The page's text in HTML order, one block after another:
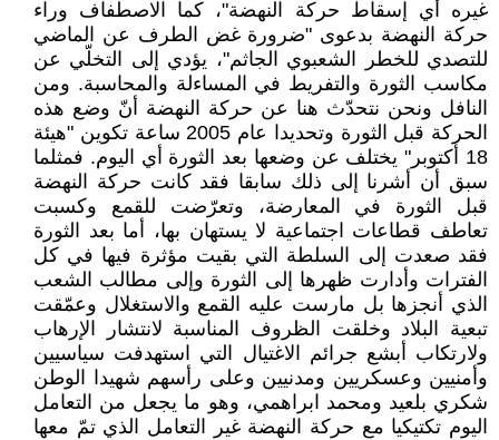
غيره أي إسقاط حركة النهضة"، كما الاصطفاف وراء
حركة النهضة بدعوى "ضرورة غض الطرف عن الماضي
للتصدي للخطر الشعبوي الجاثم"، يؤدي إلى التخلّي عن
مكاسب الثورة والتفريط في المساءلة والمحاسبة. ومن
النافل ونحن نتحدّث هنا عن حركة النهضة أنّ وضع هذه
الحركة قبل الثورة وتحديدا عام 2005 ساعة تكوين "هيئة
18 أكتوبر" يختلف عن وضعها بعد الثورة أي اليوم. فمثلما
سبق أن أشرنا إلى ذلك سابقا فقد كانت حركة النهضة
قبل الثورة في المعارضة، وتعرّضت للقمع وكسبت
تعاطف قطاعات اجتماعية لا يستهان بها، أما بعد الثورة
فقد صعدت إلى السلطة التي بقيت مؤثرة فيها في كل
الفترات وأدارت ظهرها إلى الثورة وإلى مطالب الشعب
الذي أنجزها بل مارست عليه القمع والاستغلال وعمّقت
تبعية البلاد وخلقت الظروف المناسبة لانتشار الإرهاب
ولارتكاب أبشع جرائم الاغتيال التي استهدفت سياسيين
وأمنيين وعسكريين ومدنيين وعلى رأسهم شهيدا الوطن
شكري بلعيد ومحمد ابراهمي، وهو ما يجعل من التعامل
اليوم تكتيكيا مع حركة النهضة غير التعامل الذي تمّ معها